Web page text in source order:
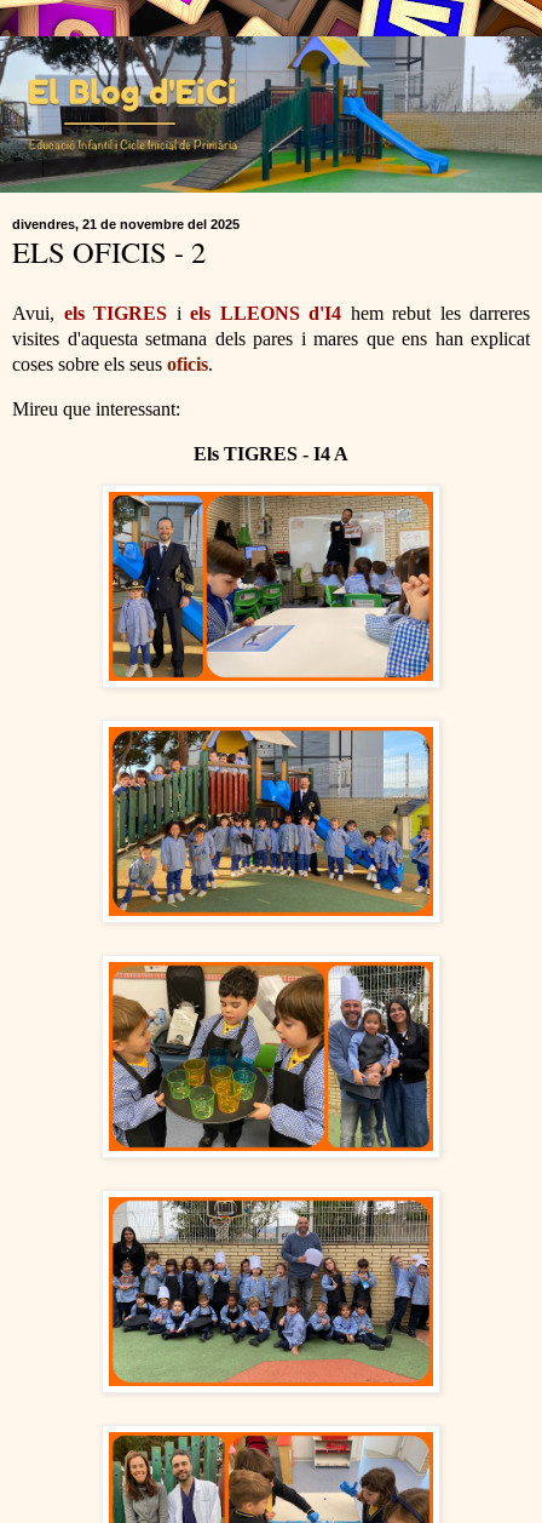
divendres, 21 de novembre del 2025
ELS OFICIS - 2
Avui, els TIGRES i els LLEONS d'I4 hem rebut les darreres
visites d'aquesta setmana dels pares i mares que ens han explicat
coses sobre els seus oficis.
Mireu que interessant:
Els TIGRES - I4 A